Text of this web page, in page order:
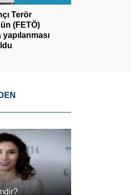
Terör
(FETÖ)